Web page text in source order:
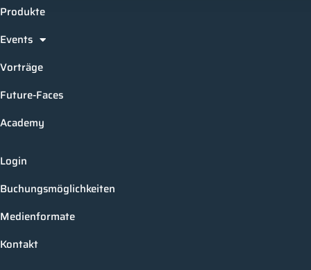
Produkte
Events
Vorträge
Future-Faces
Academy
Login
Buchungsmöglichkeiten
Medienformate
Kontakt